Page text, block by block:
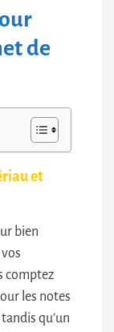
de
et
bien
comptez
les notes
qu’un